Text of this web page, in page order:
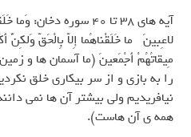
آیه های 38 تا 40 سوره
لاعِبینَ * ما خَلَقْناهُما إِلاّ بِالْحَقّ
مِیقاتُهُمْ أَجْمَعینَ (ما آسمان ها و
را به بازی و از سر بیکاری خلق
نیافریدیم ولی بیشتر آن ها نمی
همه ی آن هاست).